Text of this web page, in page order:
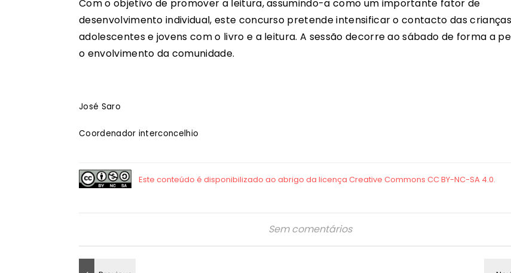
Com o objetivo de promover a leitura, assumindo-a como um importante fator de
desenvolvimento individual, este concurso pretende intensificar o contacto das
adolescentes e jovens com o livro e a leitura. A sessão decorre ao sábado de forma a
o envolvimento da comunidade.
José Saro
Coordenador interconcelhio
Sem comentários